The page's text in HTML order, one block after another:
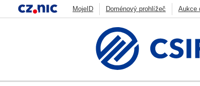
MojeID Doménový prohlížeč Aukce
Zonemaster
Skener webu ADAM